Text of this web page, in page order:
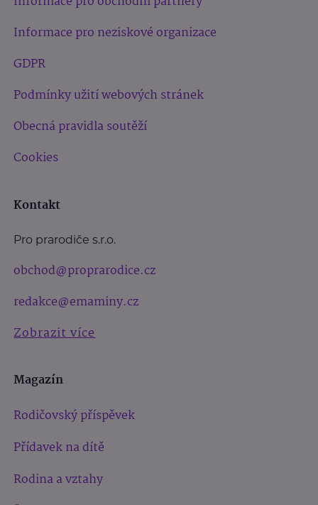
Informace pro neziskové organizace
GDPR
Podmínky užití webových stránek
Obecná pravidla soutěží
Cookies
Kontakt
Pro prarodiče s.r.o.
obchod@proprarodice.cz
redakce@emaminy.cz
Zobrazit více
Magazín
Rodičovský příspěvek
Přídavek na dítě
Rodina a vztahy